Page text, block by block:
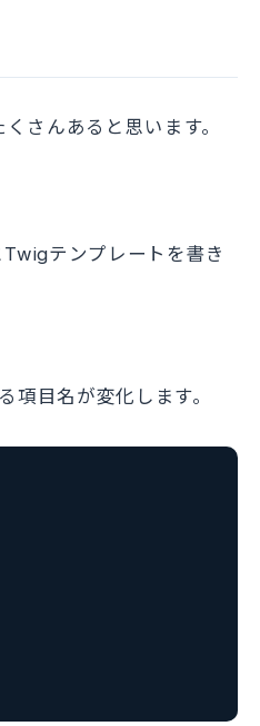
さんあると思います。
テンプレートを書き
目名が変化します。